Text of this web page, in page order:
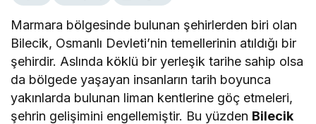
Marmara bölgesinde bulunan şehirlerden biri olan
Bilecik, Osmanlı Devleti’nin temellerinin atıldığı bir
şehirdir. Aslında köklü bir yerleşik tarihe sahip olsa
da bölgede yaşayan insanların tarih boyunca
yakınlarda bulunan liman kentlerine göç etmeleri,
şehrin gelişimini engellemiştir. Bu yüzden Bilecik